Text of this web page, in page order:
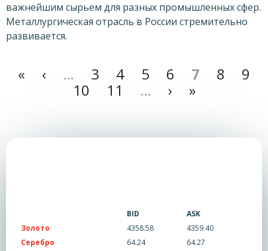
важнейшим сырьем для разных промышленных сфер.
Металлургическая отрасль в России стремительно
развивается.
Страницы
« ‹ … 3 4 5 6 7 8
9
10
11 … › »
BID
ASK
Золото
4358.58
4359.40
Серебро
64.24
64.27